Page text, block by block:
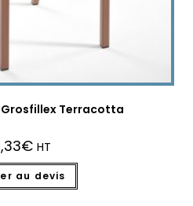
Grosfillex Terracotta
€ HT
au devis